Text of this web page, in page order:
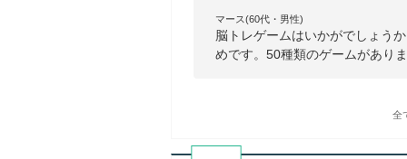
マース(60代・男性)
脳トレゲームはいかがでしょう
めです。50種類のゲームがあり
全